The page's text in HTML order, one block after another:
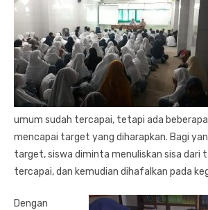
umum sudah tercapai, tetapi ada
mencapai target yang diharapkan. Bagi
target, siswa diminta menuliskan sisa dari
tercapai, dan kemudian dihafalkan pada
Dengan